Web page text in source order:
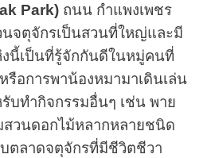
Park) ถนน กำแพงเพชร
นจตุจักรเป็นสวนที่ใหญ่และมี
นี้เป็นที่รู้จักกันดีในหมู่คนที่
รือการพาน้องหมามาเดินเล่น
บทำกิจกรรมอื่นๆ เช่น พาย
สวนดอกไม้หลากหลายชนิด
ตลาดจตุจักรที่มีชีวิตชีวา